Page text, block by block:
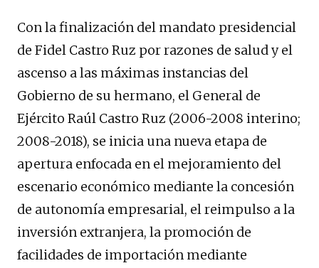
Con la finalización del mandato presidencial
de Fidel Castro Ruz por razones de salud y el
ascenso a las máximas instancias del
Gobierno de su hermano, el General de
Ejército Raúl Castro Ruz (2006-2008 interino;
2008-2018), se inicia una nueva etapa de
apertura enfocada en el mejoramiento del
escenario económico mediante la concesión
de autonomía empresarial, el reimpulso a la
inversión extranjera, la promoción de
facilidades de importación mediante